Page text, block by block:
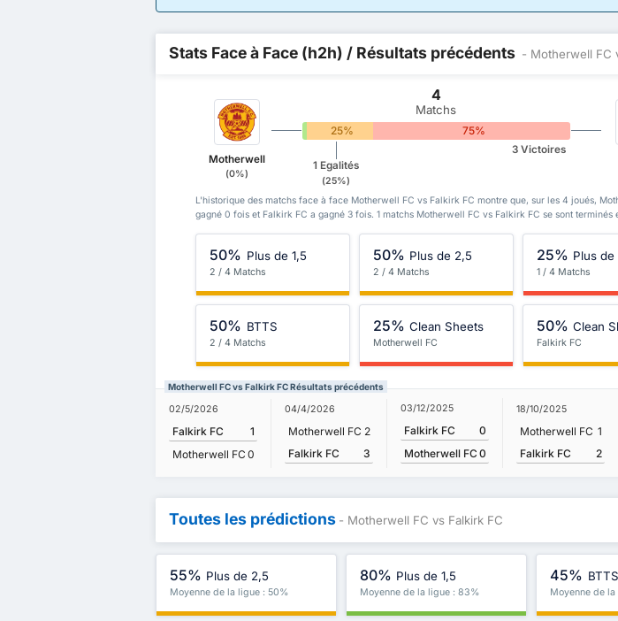
Stats Face à Face (h2h) / Résultats précédents - Motherwell FC
Motherwell
(0%)
4
Matchs
25% 75%
1 Egalités
(25%)
3 Victoires
L'historique des matchs face à face Motherwell FC vs Falkirk FC montre que, sur les 4 joués,
gagné 0 fois et Falkirk FC a gagné 3 fois. 1 matchs Motherwell FC vs Falkirk FC se sont terminés
50% Plus de 1,5
2 / 4 Matchs
50% Plus de 2,5
2 / 4 Matchs
25% Plus de
1 / 4 Matchs
50% BTTS
2 / 4 Matchs
25% Clean Sheets
Motherwell FC
50% Clean
Falkirk FC
Motherwell FC vs Falkirk FC Résultats précédents
02/5/2026
Falkirk FC
1
Motherwell FC 0
04/4/2026
Motherwell FC 2
Falkirk FC
3
03/12/2025
Falkirk FC
0
Motherwell FC 0
18/10/2025
Motherwell FC 1
Falkirk FC
2
Toutes les prédictions - Motherwell FC vs Falkirk FC
55% Plus de 2,5
Moyenne de la ligue : 50%
80% Plus de 1,5
Moyenne de la ligue : 83%
45% BTTS
Moyenne de